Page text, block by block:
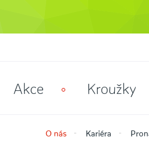
Akce Kroužky
O nás Kariéra